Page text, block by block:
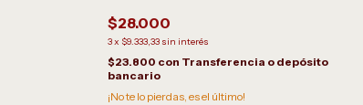
$28.000
3x $9.333,33 sin interés
$23.800 con Transferencia o depósito
bancario
¡No te lo pierdas, es el último!